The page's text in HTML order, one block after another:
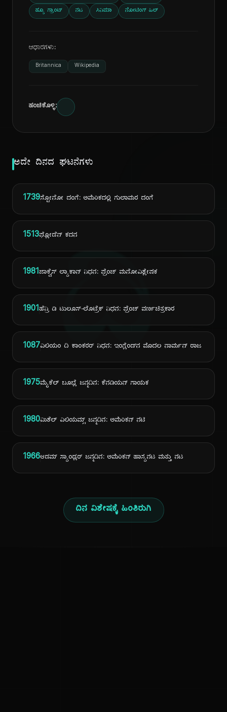
ದಿ
ಹ್ಯೂ ಗ್ರಾಂಟ್ ನಟ ಸಿನಿಮಾ ನೋಟಿಂಗ್ ಹಿಲ್
ಆಧಾರಗಳು:
Britannica Wikipedia
ಹಂಚಿಕೊಳ್ಳಿ:
ಅದೇ ದಿನದ ಘಟನೆಗಳು
1739ಸ್ಟೋನೋ ದಂಗೆ: ಅಮೆರಿಕದಲ್ಲಿ ಗುಲಾಮರ ದಂಗೆ
1513ಫ್ಲೋಡೆನ್ ಕದನ
1981ಜಾಕ್ವೆಸ್ ಲ್ಯಾಕಾನ್ ನಿಧನ: ಫ್ರೆಂಚ್ ಮನೋವಿಶ್ಲೇಷಕ
1901ಹೆನ್ರಿ ಡಿ ಟುಲೂಸ್-ಲೊಟ್ರೆಕ್ ನಿಧನ: ಫ್ರೆಂಚ್ ವರ್ಣಚಿತ್ರಕಾರ
1087ವಿಲಿಯಂ ದಿ ಕಾಂಕರರ್ ನಿಧನ: ಇಂಗ್ಲೆಂಡ್‌ನ ಮೊದಲ ನಾರ್ಮನ್ ರಾಜ
1975ಮೈಕೆಲ್ ಬೂಬ್ಲೆ ಜನ್ಮದಿನ: ಕೆನಡಿಯನ್ ಗಾಯಕ
1980ಮಿಶೆಲ್ ವಿಲಿಯಮ್ಸ್ ಜನ್ಮದಿನ: ಅಮೆರಿಕನ್ ನಟಿ
1966ಆಡಮ್ ಸ್ಯಾಂಡ್ಲರ್ ಜನ್ಮದಿನ: ಅಮೆರಿಕನ್ ಹಾಸ್ಯನಟ ಮತ್ತು ನಟ
ದಿನ ವಿಶೇಷಕ್ಕೆ ಹಿಂತಿರುಗಿ